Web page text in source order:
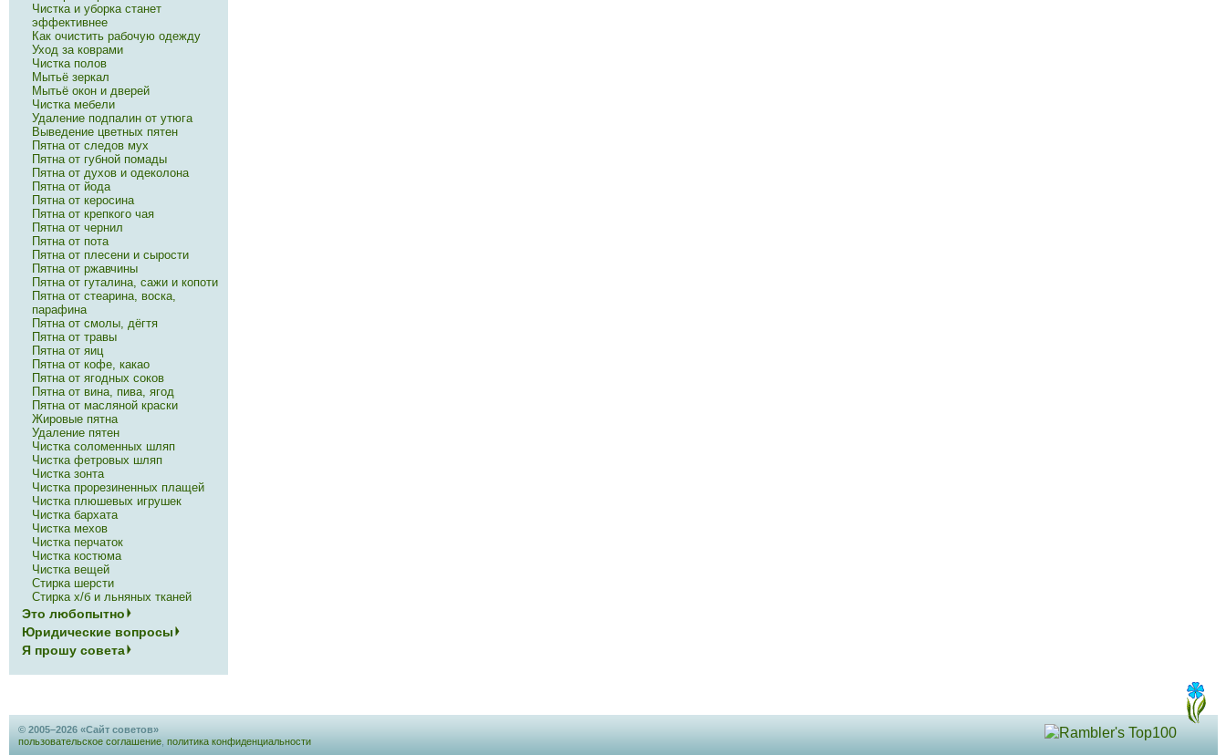
Чистка и уборка станет
эффективнее
Как очистить рабочую одежду
Уход за коврами
Чистка полов
Мытьё зеркал
Мытьё окон и дверей
Чистка мебели
Удаление подпалин от утюга
Выведение цветных пятен
Пятна от следов мух
Пятна от губной помады
Пятна от духов и одеколона
Пятна от йода
Пятна от керосина
Пятна от крепкого чая
Пятна от чернил
Пятна от пота
Пятна от плесени и сырости
Пятна от ржавчины
Пятна от гуталина, сажи и копоти
Пятна от стеарина, воска,
парафина
Пятна от смолы, дёгтя
Пятна от травы
Пятна от яиц
Пятна от кофе, какао
Пятна от ягодных соков
Пятна от вина, пива, ягод
Пятна от масляной краски
Жировые пятна
Удаление пятен
Чистка соломенных шляп
Чистка фетровых шляп
Чистка зонта
Чистка прорезиненных плащей
Чистка плюшевых игрушек
Чистка бархата
Чистка мехов
Чистка перчаток
Чистка костюма
Чистка вещей
Стирка шерсти
Стирка х/б и льняных тканей
Это любопытно
Юридические вопросы
Я прошу совета
© 2005–2026 «Сайт советов»
пользовательское соглашение политика конфиденциальности